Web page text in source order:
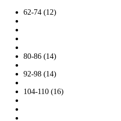
62-74 (12)
80-86 (14)
92-98 (14)
104-110 (16)